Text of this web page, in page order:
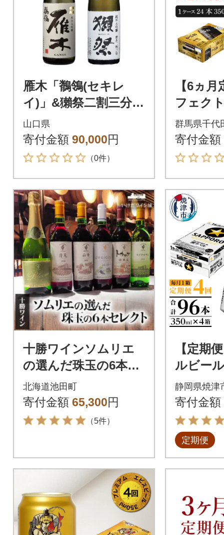
雁木「鶺鴒(セキレ
イ)」&獺祭二割三分呑
み比べセット(1800ml
×2) M-28
山口県
寄付金額 90,000円
（0件）
【6ヵ
フェク
ビール
h016-
群馬県千代
寄付金額
十勝ワインソムリエ
の選んだ珠玉の6本セ
レクト
北海道池田町
寄付金額 65,300円
（5件）
【定期
ルビー
(24缶
静岡県焼津
寄付金額
定期便